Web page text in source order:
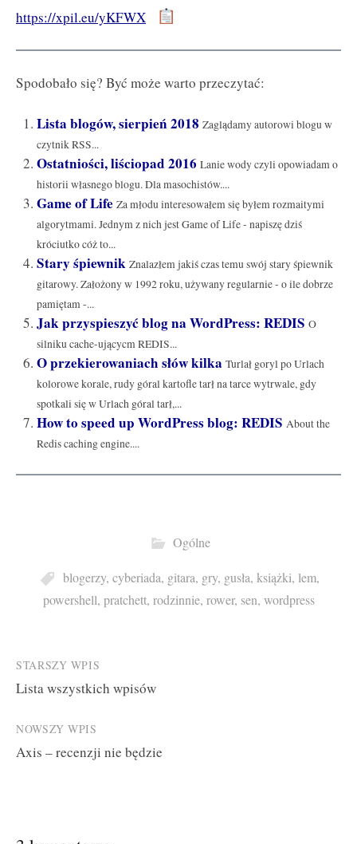
https://xpil.eu/yKFWX
Spodobało się? Być może warto przeczytać:
Lista blogów, sierpień 2018 Zaglądamy autorowi blogu w
czytnik RSS...
Ostatniości, liściopad 2016 Lanie wody czyli opowiadam o
historii własnego blogu. Dla masochistów....
Game of Life Za młodu interesowałem się byłem rozmaitymi
algorytmami. Jednym z nich jest Game of Life - napiszę dziś
króciutko cóż to...
Stary śpiewnik Znalazłem jakiś czas temu swój stary śpiewnik
gitarowy. Założony w 1992 roku, używany regularnie - o ile dobrze
pamiętam -...
Jak przyspieszyć blog na WordPress: REDIS O
silniku cache-ującycm REDIS...
O przekierowaniach słów kilka Turlał goryl po Urlach
kolorowe korale, rudy góral kartofle tarł na tarce wytrwale, gdy
spotkali się w Urlach góral tarł,...
How to speed up WordPress blog: REDIS About the
Redis caching engine....
Ogólne
blogerzy, cyberiada, gitara, gry, gusła, książki, lem,
powershell, pratchett, rodzinnie, rower, sen, wordpress
Post
navigation
STARSZY WPIS
Lista wszystkich wpisów
NOWSZY WPIS
Axis – recenzji nie będzie